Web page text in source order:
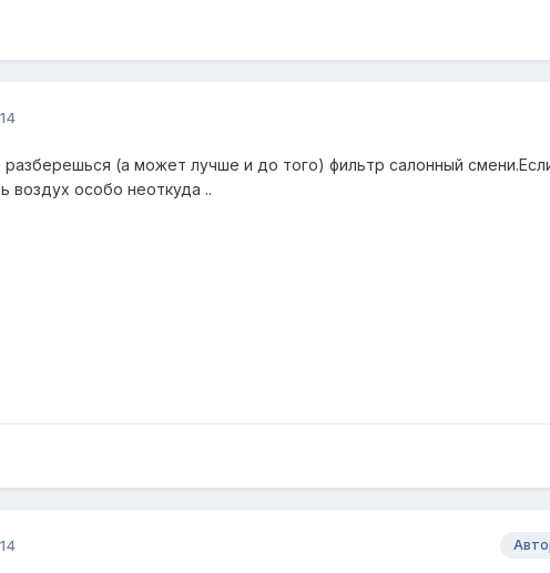
разберешься (а может лучше и до того) фильтр салонный
воздух особо неоткуда ..